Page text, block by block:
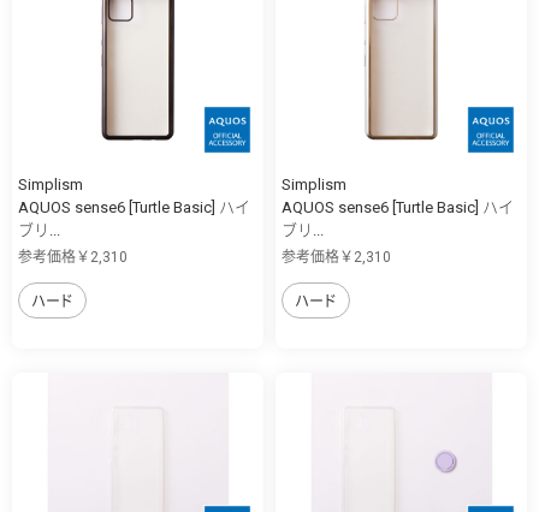
Simplism
AQUOS sense6 [Turtle Basic] ハイ
ブリ...
参考価格￥2,310
ハード
Simplism
AQUOS sense6 [Turtle Basic] ハイ
ブリ...
参考価格￥2,310
ハード